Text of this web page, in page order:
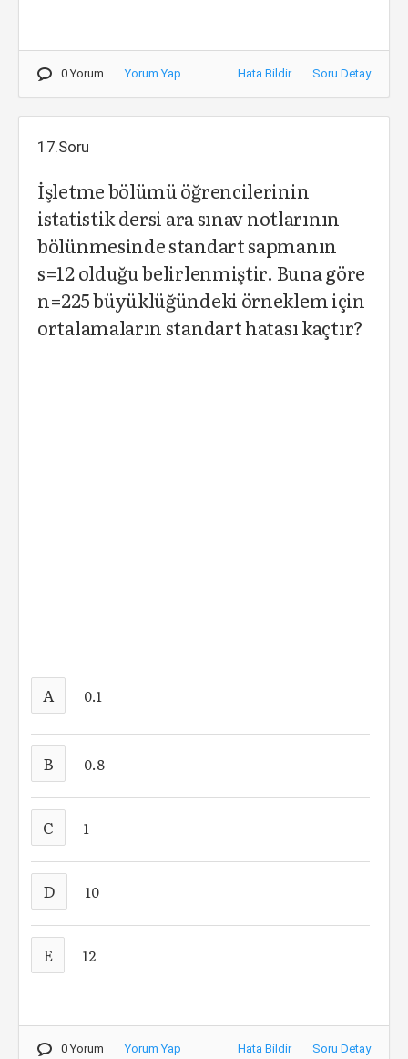
0 Yorum Yorum Yap Hata Bildir Soru Detay
17.Soru
İşletme bölümü öğrencilerinin
istatistik dersi ara sınav notlarının
bölünmesinde standart sapmanın
s=12 olduğu belirlenmiştir. Buna göre
n=225 büyüklüğündeki örneklem için
ortalamaların standart hatası kaçtır?
A 0.1
B 0.8
C 1
D 10
E 12
0 Yorum Yorum Yap Hata Bildir Soru Detay